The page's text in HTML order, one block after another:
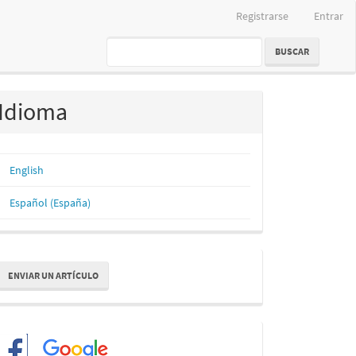
Registrarse Entrar
BUSCAR
Idioma
English
Español (España)
ENVIAR UN ARTÍCULO
Redes